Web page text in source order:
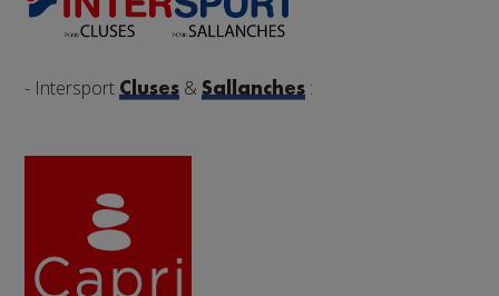
- IntersportCluses &Sallanches :